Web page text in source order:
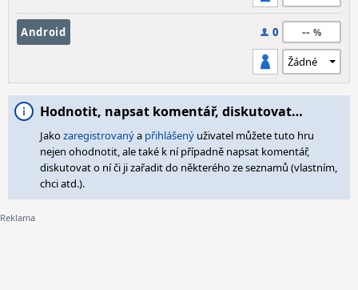
Android 0 --
Hodnotit, napsat komentář, diskutovat…
Jakozaregistrovanýa přihlášený uživatel můžete tuto hru
nejen ohodnotit, ale také k ní případně napsat komentář,
diskutovat o ní či ji zařadit do některého ze seznamů (vlastním,
chci atd.).